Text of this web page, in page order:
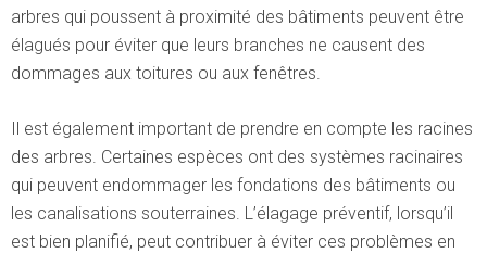
arbres qui poussent à proximité des bâtiments peuvent être
élagués pour éviter que leurs branches ne causent des
dommages aux toitures ou aux fenêtres.
Il est également important de prendre en compte les racines
des arbres. Certaines espèces ont des systèmes racinaires
qui peuvent endommager les fondations des bâtiments ou
les canalisations souterraines. L’élagage préventif, lorsqu’il
est bien planifié, peut contribuer à éviter ces problèmes en